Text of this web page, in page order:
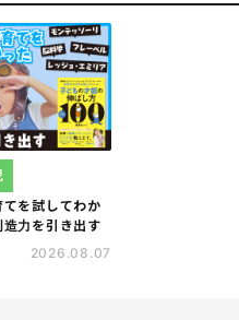
を試してわか
力を引き出す
2026.08.07